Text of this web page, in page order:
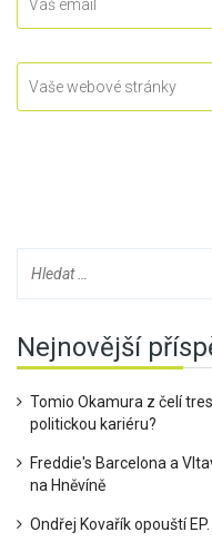
Nejnovější
Tomio Okamura z čelí
politickou kariéru?
Freddie's Barcelona a
na Hněvíně
Ondřej Kovařík opouští